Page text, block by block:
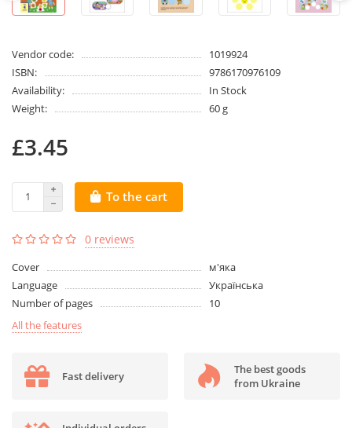
Vendor code:
1019924
ISBN:
9786170976109
Availability:
In Stock
Weight:
60 g
£3.45
To the cart
0 reviews
Cover
м'яка
Language
Українська
Number of pages
10
All the features
Fast delivery
The best goods
from Ukraine